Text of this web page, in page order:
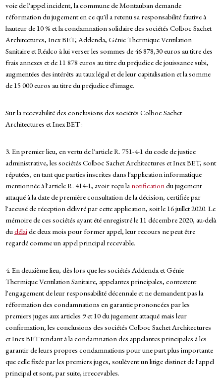
voie de l'appel incident, la commune de Montauban demande
réformation du jugement en ce qu'il a retenu sa responsabilité fautive à
hauteur de 10 % et la condamnation solidaire des sociétés Colboc Sachet
Architectures, Inex BET, Addenda, Génie Thermique Ventilation
Sanitaire et Réalco à lui verser les sommes de 46 878,30 euros au titre des
frais annexes et de 11 878 euros au titre du préjudice de jouissance subi,
augmentées des intérêts au taux légal et de leur capitalisation et la somme
de 15 000 euros au titre du préjudice d'image.
Sur la recevabilité des conclusions des sociétés Colboc Sachet
Architectures et Inex BET :
3. En premier lieu, en vertu de l'article R. 751-4-1 du code de justice
administrative, les sociétés Colboc Sachet Architectures et Inex BET, sont
réputées, en tant que parties inscrites dans l'application informatique
mentionnée à l'article R. 414-1, avoir reçu lanotificationdu jugement
attaqué à la date de première consultation de la décision, certifiée par
l'accusé de réception délivré par cette application, soit le 16 juillet 2020. Le
mémoire de ces sociétés ayant été enregistré le 11 décembre 2020, au-delà
dudélaide deux mois pour former appel, leur recours ne peut être
regardé comme un appel principal recevable.
4. En deuxième lieu, dès lors que les sociétés Addenda et Génie
Thermique Ventilation Sanitaire, appelantes principales, contestent
l'engagement de leur responsabilité décennale et ne demandent pas la
réformation des condamnations en garantie prononcées par les
premiers juges aux articles 9 et 10 du jugement attaqué mais leur
confirmation, les conclusions des sociétés Colboc Sachet Architectures
et Inex BET tendant à la condamnation des appelantes principales à les
garantir de leurs propres condamnations pour une part plus importante
que celle fixée par les premiers juges, soulèvent un litige distinct de l'appel
principal et sont, par suite, irrecevables.